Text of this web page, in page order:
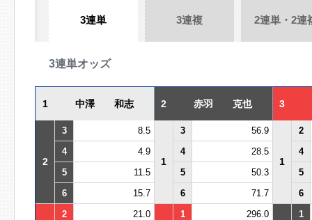
3連単 3連複 2連単・2連
3連単オッズ
1 中澤 和志 2 赤羽 克也 3
2
3 8.5
1
3 56.9
1
2
4
4.9 4 28.5
4
5
11.5 5 50.3
5
6
15.7 6 71.7 6
2 21.0 1 296.0
1